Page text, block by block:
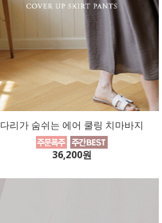
다리가 숨쉬는 에어 쿨링 치마바지
36,200원